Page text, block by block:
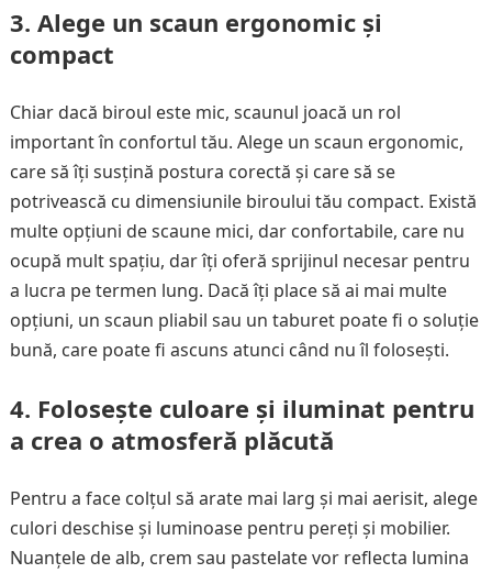
3. Alege un scaun ergonomic și
compact
Chiar dacă biroul este mic, scaunul joacă un rol
important în confortul tău. Alege un scaun ergonomic,
care să îți susțină postura corectă și care să se
potrivească cu dimensiunile biroului tău compact. Există
multe opțiuni de scaune mici, dar confortabile, care nu
ocupă mult spațiu, dar îți oferă sprijinul necesar pentru
a lucra pe termen lung. Dacă îți place să ai mai multe
opțiuni, un scaun pliabil sau un taburet poate fi o soluție
bună, care poate fi ascuns atunci când nu îl folosești.
4. Folosește culoare și iluminat pentru
a crea o atmosferă plăcută
Pentru a face colțul să arate mai larg și mai aerisit, alege
culori deschise și luminoase pentru pereți și mobilier.
Nuanțele de alb, crem sau pastelate vor reflecta lumina